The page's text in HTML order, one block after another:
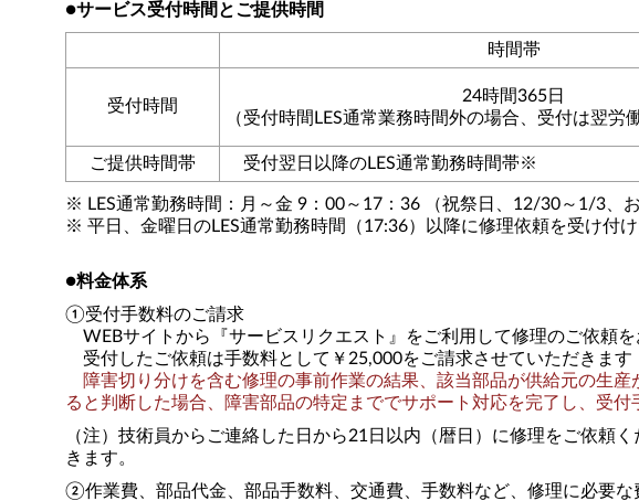
●サービス受付時間とご提供時間
時間帯
受付時間
24時間365日
（受付時間LES通常業務時間外の場合、受付は翌労
ご提供時間帯 受付翌日以降のLES通常勤務時間帯※
※ LES通常勤務時間：月～金 9：00～17：36 （祝祭日、12/30～1/3、お
※ 平日、金曜日のLES通常勤務時間（17:36）以降に修理依頼を受け付
●料金体系
①受付手数料のご請求
WEBサイトから『サービスリクエスト』をご利用して修理のご依頼
受付したご依頼は手数料として￥25,000をご請求させていただきます
障害切り分けを含む修理の事前作業の結果、該当部品が供給元の生
ると判断した場合、障害部品の特定まででサポート対応を完了し、受付
（注）技術員からご連絡した日から21日以内（暦日）に修理をご依頼
きます。
②作業費、部品代金、部品手数料、交通費、手数料など、修理に必要な